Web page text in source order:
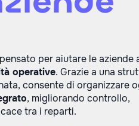
per aiutare le aziende
operative. Grazie a una
consente di organizzare
, migliorando controllo,
tra i reparti.